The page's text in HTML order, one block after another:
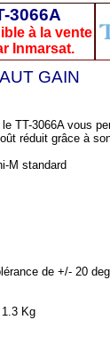
3066A
à la vente
Inmarsat.
GAIN
TT-3066A vous
réduit grâce à
M standard
de +/- 20
Kg